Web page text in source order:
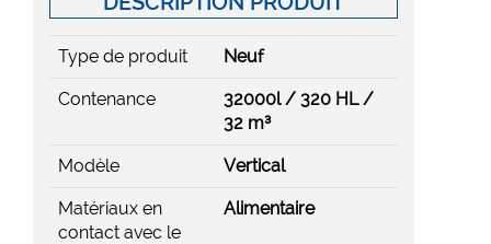
Type de produit Neuf
Contenance
32000l / 320 HL /
32 m³
Modèle Vertical
Matériaux en
contact avec le
Alimentaire